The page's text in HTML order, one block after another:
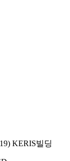
KERIS빌딩